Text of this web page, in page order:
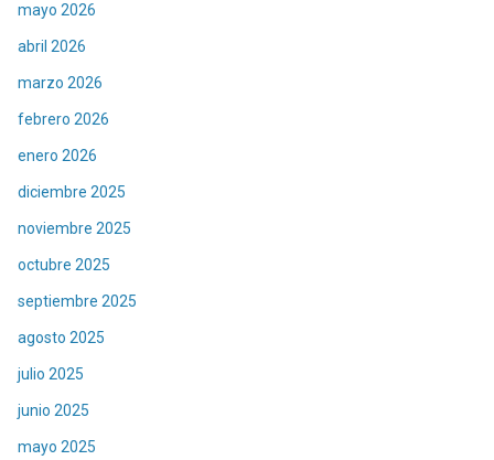
mayo 2026
abril 2026
marzo 2026
febrero 2026
enero 2026
diciembre 2025
noviembre 2025
octubre 2025
septiembre 2025
agosto 2025
julio 2025
junio 2025
mayo 2025